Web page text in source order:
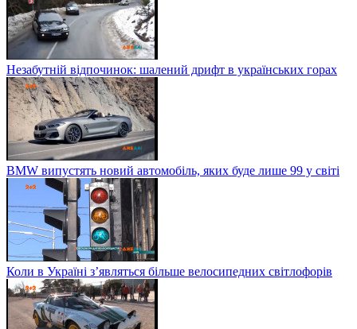
Незабутній відпочинок: шалений дрифт в українських горах
BMW випустять новий автомобіль, яких буде лише 99 у світі
Коли в Україні з’являться більше велосипедних світлофорів